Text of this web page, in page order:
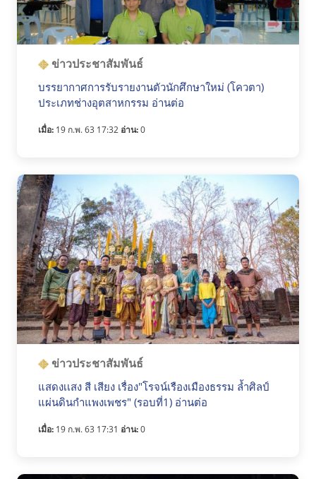
ข่าวประชาสัมพันธ์
บรรยากาศการรับรายงานตัวนักศึกษาใหม่ (โควตา)
ประเภทช่างอุตสาหกรรม อ่านต่อ
เมื่อ: 19 ก.พ. 63 17:32 อ่าน:0
ข่าวประชาสัมพันธ์
แสดงเเสง สี เสียง เรื่อง"โรจน์เรืองเมืองธรรม ล้ำศิลป์
แผ่นดินกำแพงเพชร" (รอบที่1) อ่านต่อ
เมื่อ: 19 ก.พ. 63 17:31 อ่าน:0